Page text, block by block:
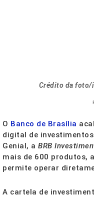
Crédito da foto/
O Banco de Brasília
digital de
Genial, a BRB
mais de 600 produtos,
permite operar
A cartela de